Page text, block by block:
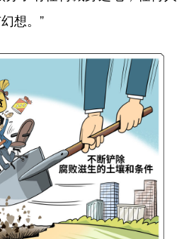
想。”